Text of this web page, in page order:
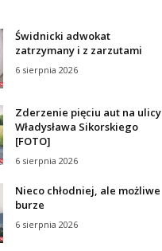
Świdnicki adwokat
zatrzymany i z zarzutami
6 sierpnia 2026
Zderzenie pięciu aut na ulicy
Władysława Sikorskiego
[FOTO]
6 sierpnia 2026
Nieco chłodniej, ale możliwe
burze
6 sierpnia 2026